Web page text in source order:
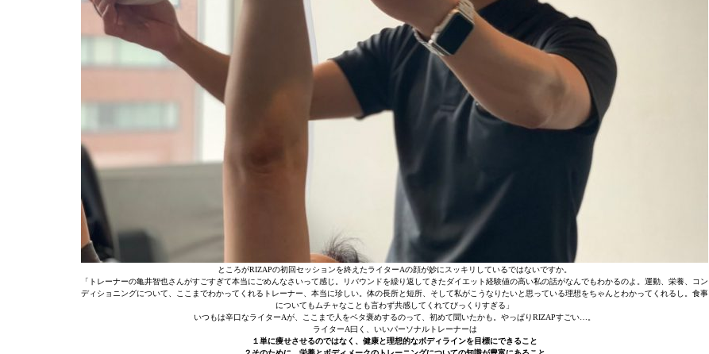
ところがRIZAPの初回セッションを終えたライターAの顔が妙にスッキリしているではないですか。
「トレーナーの亀井智也さんがすごすぎて本当にごめんなさいって感じ。リバウンドを繰り返してきたダイエット経験値の高い私の話がなんでもわかるのよ。運動、栄養、コン
ディショニングについて、ここまでわかってくれるトレーナー、本当に珍しい。体の長所と短所、そして私がこうなりたいと思っている理想をちゃんとわかってくれるし。食事
についてもムチャなことも言わず共感してくれてびっくりすぎる」
いつもは辛口なライターAが、ここまで人をベタ褒めするのって、初めて聞いたかも。やっぱりRIZAPすごい…。
ライターA曰く、いいパーソナルトレーナーは
１単に痩せさせるのではなく、健康と理想的なボディラインを目標にできること